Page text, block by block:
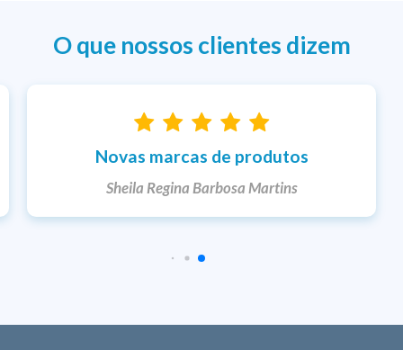
O que nossos clientes dizem
Entrega rápida
Ketlem